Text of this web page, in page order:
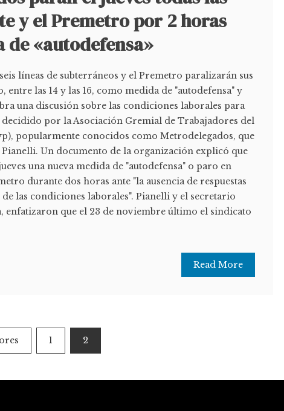
y el Premetro por 2 horas
de «autodefensa»
líneas de subterráneos y el Premetro paralizarán sus
entre las 14 y las 16, como medida de "autodefensa" y
una discusión sobre las condiciones laborales para
decidido por la Asociación Gremial de Trabajadores del
popularmente conocidos como Metrodelegados, que
Pianelli. Un documento de la organización explicó que
una nueva medida de "autodefensa" o paro en
durante dos horas ante "la ausencia de respuestas
las condiciones laborales". Pianelli y el secretario
enfatizaron que el 23 de noviembre último el sindicato
Read More
1 2